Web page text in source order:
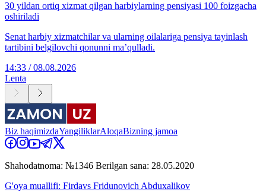
30 yildan ortiq xizmat qilgan harbiylarning pensiyasi 100 foizgacha
oshiriladi
Senat harbiy xizmatchilar va ularning oilalariga pensiya tayinlash
tartibini belgilovchi qonunni ma’qulladi.
14:33 / 08.08.2026
Lenta
Biz haqimizdaYangiliklarAloqaBizning jamoa
Shahodatnoma: №1346 Berilgan sana: 28.05.2020
G'oya muallifi: Firdavs Fridunovich Abduxalikov